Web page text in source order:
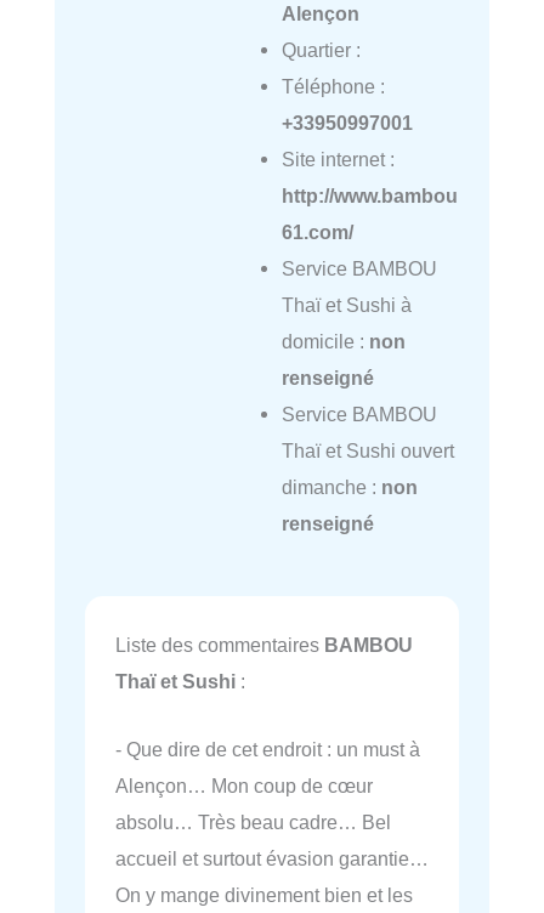
Alençon
Quartier :
Téléphone :
+33950997001
Site internet :
http://www.bambou
61.com/
Service BAMBOU
Thaï et Sushi à
domicile : non
renseigné
Service BAMBOU
Thaï et Sushi ouvert
dimanche : non
renseigné
Liste des commentaires BAMBOU
Thaï et Sushi :
- Que dire de cet endroit : un must à
Alençon… Mon coup de cœur
absolu… Très beau cadre… Bel
accueil et surtout évasion garantie…
On y mange divinement bien et les